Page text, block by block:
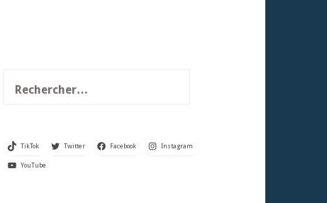
TikTok Twitter Facebook Instagram
YouTube